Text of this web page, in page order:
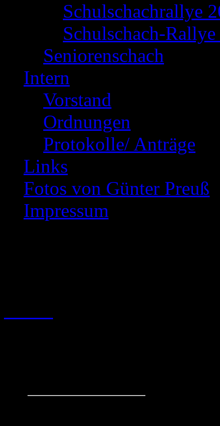
Schulschachrallye
Schulschach-
Seniorenschach
Intern
Vorstand
Ordnungen
Protokolle/ Anträge
Links
Fotos von Günter Preuß
Impressum